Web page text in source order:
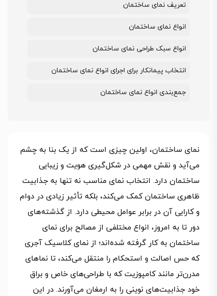
تعریف نمای ساختمان
انواع نمای ساختمان
انواع سبک طراحی نمای ساختمان
انتخاب پیمانکار برای اجرای انواع نمای ساختمان
جمع‌بندی انواع نمای ساختمان
نمای ساختمان، اولین چیزی است که از یک بنا به چشم
می‌آید و نقش مهمی در شکل‌گیری هویت و زیبایی
ساختمان دارد. انتخاب نمای مناسب نه تنها به جذابیت
ظاهری ساختمان کمک می‌کند، بلکه تأثیر زیادی در دوام
و کارایی آن در برابر عوامل محیطی دارد. از گذشته‌های
دور تا به امروز، انواع مختلفی از مصالح برای نمای
ساختمان به کار گرفته شده‌اند؛ از نمای کلاسیک آجری
که حس اصالت و استحکام را منتقل می‌کند، تا نماهای
مدرن‌تر مانند کامپوزیت که با طراحی‌های خاص و براق
خود جذابیت‌های نوینی را به ارمغان می‌آورند. در این